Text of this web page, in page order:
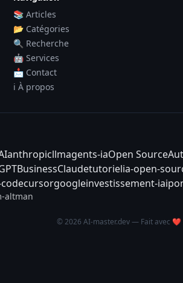
📚 Articles
📂 Catégories
🔍 Recherche
🤖 Services
📩 Contact
ℹ️ À propos
anthropicllmagents-iaOpen Source
BusinessClaudetutorielia-open-
cursorgoogleinvestissement-iaipo
altman
© 2026 AI-master.dev — Fait avec ❤️